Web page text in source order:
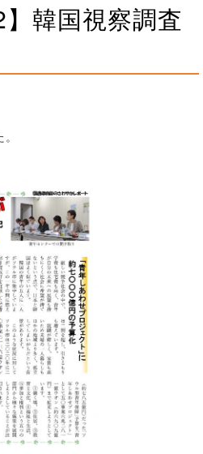
韓国視察調査